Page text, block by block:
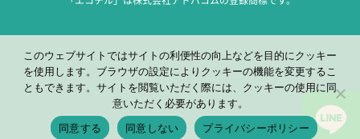
このウェブサイトではサイトの利便性の向上などを目的にクッキー
を使用します。ブラウザの設定によりクッキーの機能を変更するこ
ともできます。サイトを閲覧いただく際には、クッキーの使用に同
意いただく必要があります。
同意する
同意しない プライバシーポリシー